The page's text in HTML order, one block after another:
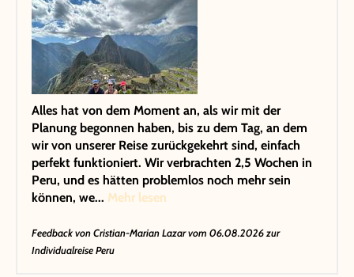
Alles hat von dem Moment an, als wir mit der
Planung begonnen haben, bis zu dem Tag, an dem
wir von unserer Reise zurückgekehrt sind, einfach
perfekt funktioniert. Wir verbrachten 2,5 Wochen in
Peru, und es hätten problemlos noch mehr sein
können, we... Mehr lesen
Feedback vonCristian-Marian Lazarvom 06.08.2026 zur
Individualreise Peru